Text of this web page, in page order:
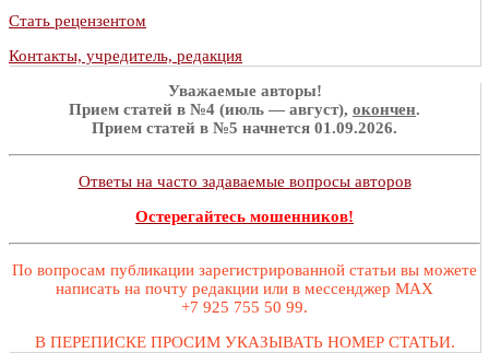
Стать рецензентом
Контакты, учредитель, редакция
Уважаемые авторы!
Прием статей в №4 (июль — август), окончен.
Прием статей в №5 начнется 01.09.2026.
Ответы на часто задаваемые вопросы авторов
Остерегайтесь мошенников!
По вопросам публикации зарегистрированной статьи вы можете
написать на почту редакции или в мессенджер MAX
+7 925 755 50 99.
В ПЕРЕПИСКЕ ПРОСИМ УКАЗЫВАТЬ НОМЕР СТАТЬИ.